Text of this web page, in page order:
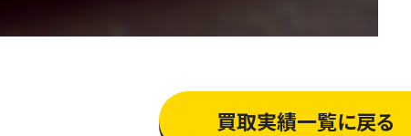
買取実績一覧に戻る